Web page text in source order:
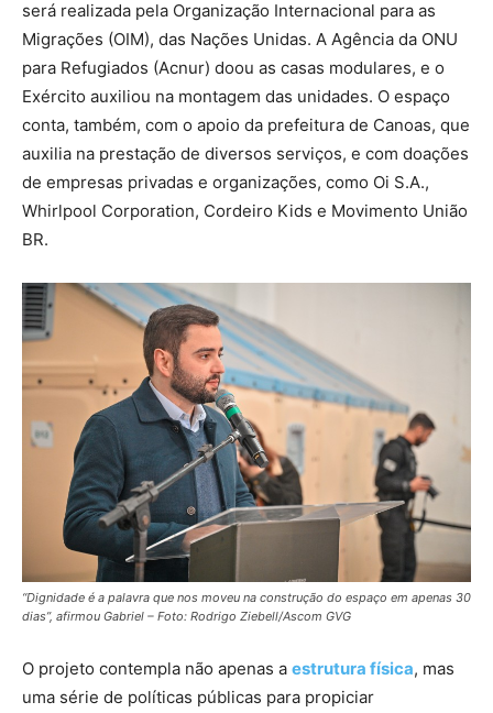
será realizada pela Organização Internacional para as
Migrações (OIM), das Nações Unidas. A Agência da ONU
para Refugiados (Acnur) doou as casas modulares, e o
Exército auxiliou na montagem das unidades. O espaço
conta, também, com o apoio da prefeitura de Canoas, que
auxilia na prestação de diversos serviços, e com doações
de empresas privadas e organizações, como Oi S.A.,
Whirlpool Corporation, Cordeiro Kids e Movimento União
BR.
“Dignidade é a palavra que nos moveu na construção do espaço em apenas 30
dias”, afirmou Gabriel – Foto: Rodrigo Ziebell/Ascom GVG
O projeto contempla não apenas a estrutura física, mas
uma série de políticas públicas para propiciar